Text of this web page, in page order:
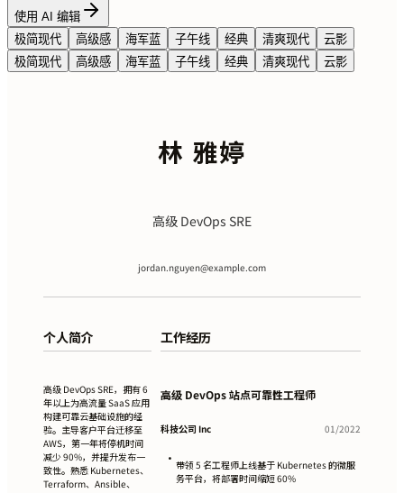
使用 AI 编辑
极简现代
高级感 海军蓝 子午线 经典 清爽现代
云影
极简现代
高级感 海军蓝 子午线 经典 清爽现代 云影
林 雅婷
高级 DevOps SRE
jordan.nguyen@example.com
个人简介
高级 DevOps SRE，拥有 6
年以上为高流量 SaaS 应用
构建可靠云基础设施的经
验。主导客户平台迁移至
AWS，第一年将停机时间
减少 90%，并提升发布一
致性。熟悉 Kubernetes、
Terraform、Ansible、
工作经历
高级 DevOps 站点可靠性工程师
科技公司 Inc 01/2022
• 带领 5 名工程师上线基于 Kubernetes 的微服
务平台，将部署时间缩短 60%